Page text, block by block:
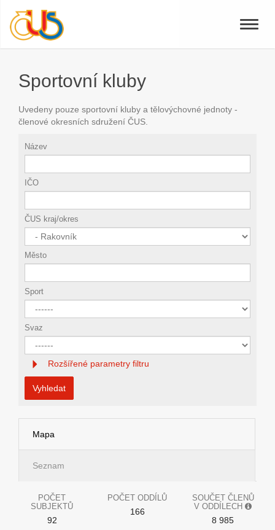
Toggle
Sportovní kluby
Uvedeny pouze sportovní kluby a tělovýchovné jednoty -
členové okresních sdružení ČUS.
Název
IČO
ČUS kraj/okres
Město
Sport
Svaz
Rozšířené parametry filtru
Vyhledat
Mapa
Seznam
POČET
SUBJEKTŮ
92
POČET ODDÍLŮ
166
SOUČET ČLENŮ
V ODDÍLECH
8 985